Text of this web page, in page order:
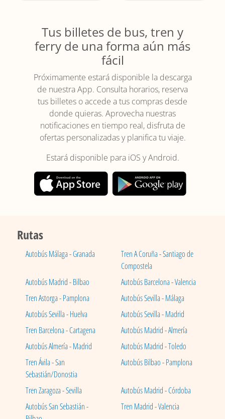
Tus billetes de bus, tren y
ferry de una forma aún más
fácil
Próximamente estará disponible la descarga
de nuestra App. Consulta horarios, reserva
tus billetes o accede a tus compras desde
donde quieras. Aprovecha nuestras
notificaciones en tiempo real, disfruta de
ofertas personalizadas y planifica tu viaje.
Estará disponible para iOS y Android.
Rutas
Autobús Málaga - Granada
Tren A Coruña - Santiago de
Compostela
Autobús Madrid - Bilbao
Autobús Barcelona - Valencia
Tren Astorga - Pamplona
Autobús Sevilla - Málaga
Autobús Sevilla - Huelva
Autobús Sevilla - Madrid
Tren Barcelona - Cartagena
Autobús Madrid - Almería
Autobús Almería - Madrid
Autobús Madrid - Toledo
Tren Ávila - San
Sebastián/Donostia
Autobús Bilbao - Pamplona
Tren Zaragoza - Sevilla
Autobús Madrid - Córdoba
Autobús San Sebastián -
Tren Madrid - Valencia